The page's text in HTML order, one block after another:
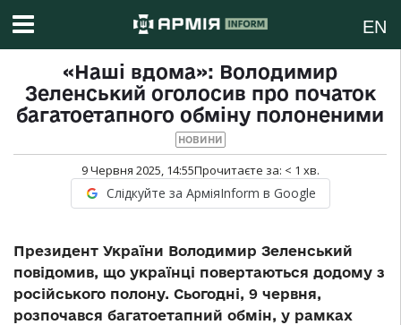
EN
«Наші вдома»: Володимир
Зеленський оголосив про початок
багатоетапного обміну полоненими
НОВИНИ
9 Червня 2025, 14:55Прочитаєте за: < 1 хв.
Слідкуйте за АрміяInform в Google
Президент України Володимир Зеленський
повідомив, що українці повертаються додому з
російського полону. Сьогодні, 9 червня,
розпочався багатоетапний обмін, у рамках